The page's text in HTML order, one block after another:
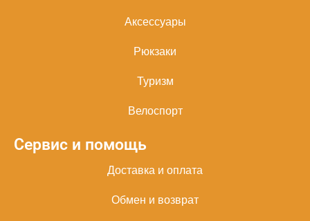
Аксессуары
Рюкзаки
Туризм
Велоспорт
Сервис и помощь
Доставка и оплата
Обмен и возврат